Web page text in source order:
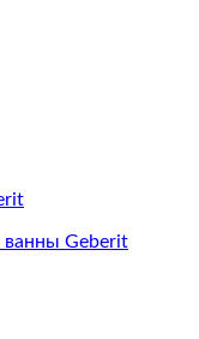
Geberit